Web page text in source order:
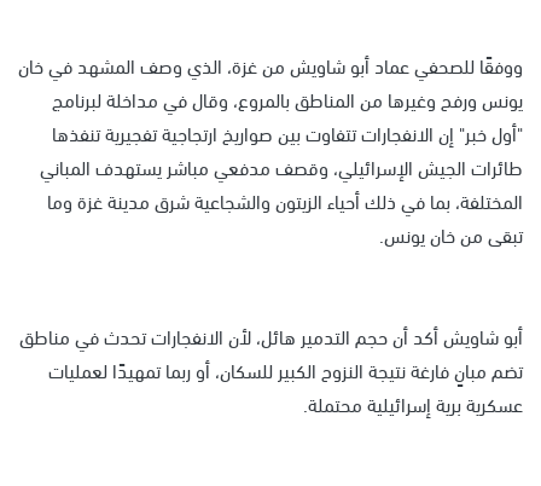
ووفقًا للصحفي عماد أبو شاويش من غزة، الذي وصف المشهد في خان
يونس ورفح وغيرها من المناطق بالمروع، وقال في مداخلة لبرنامج
"أول خبر" إن الانفجارات تتفاوت بين صواريخ ارتجاجية تفجيرية تنفذها
طائرات الجيش الإسرائيلي، وقصف مدفعي مباشر يستهدف المباني
المختلفة، بما في ذلك أحياء الزيتون والشجاعية شرق مدينة غزة وما
تبقى من خان يونس.
أبو شاويش أكد أن حجم التدمير هائل، لأن الانفجارات تحدث في مناطق
تضم مبانٍ فارغة نتيجة النزوح الكبير للسكان، أو ربما تمهيدًا لعمليات
عسكرية برية إسرائيلية محتملة.